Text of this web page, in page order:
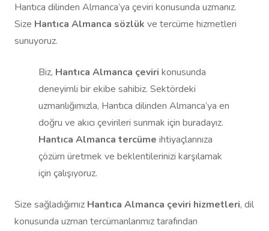
Hantıca dilinden Almanca’ya çeviri konusunda uzmanız.
Size Hantıca Almanca sözlük ve tercüme hizmetleri
sunuyoruz.
Biz, Hantıca Almanca çeviri konusunda
deneyimli bir ekibe sahibiz. Sektördeki
uzmanlığımızla, Hantıca dilinden Almanca’ya en
doğru ve akıcı çevirileri sunmak için buradayız.
Hantıca Almanca tercüme ihtiyaçlarınıza
çözüm üretmek ve beklentilerinizi karşılamak
için çalışıyoruz.
Size sağladığımız Hantıca Almanca çeviri hizmetleri, dil
konusunda uzman tercümanlarımız tarafından